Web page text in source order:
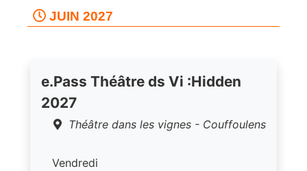
JUIN 2027
e.Pass Théâtre ds Vi :Hidden
2027
Théâtre dans les vignes - Couffoulens
Vendredi